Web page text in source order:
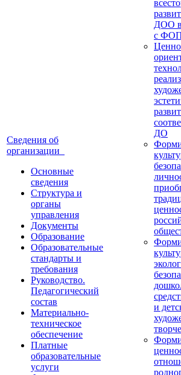
Сведения об
организации
Основные
сведения
Структура и
органы
управления
Документы
Образование
Образовательные
стандарты и
требования
Руководство.
Педагогический
состав
Материально-
техническое
обеспечение
Платные
образовательные
услуги
ДОО в
с
ДО
и